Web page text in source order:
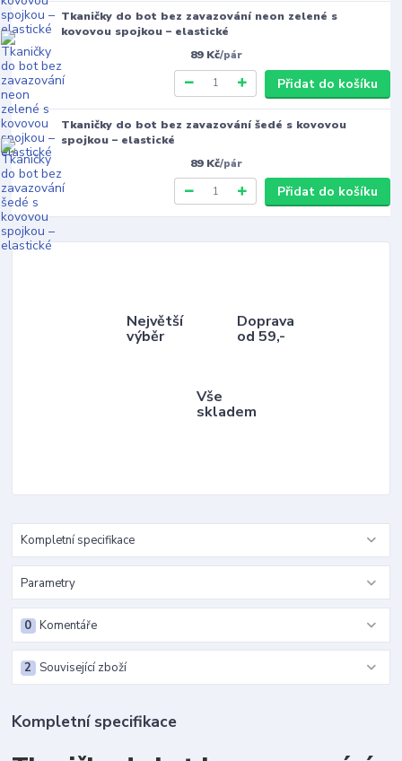
Tkaničky do bot bez zavazování neon zelené s
kovovou spojkou – elastické
89 Kč/pár
Přidat do košíku
Tkaničky do bot bez zavazování šedé s kovovou
spojkou – elastické
89 Kč/pár
Přidat do košíku
Největší
výběr
Doprava
od 59,-
Vše
skladem
Kompletní specifikace
Parametry
Komentáře
0
Související zboží
2
Kompletní specifikace